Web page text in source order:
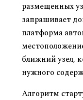
размещенных
запрашивает
платформа
ближний узел,
нужного
Алгоритм